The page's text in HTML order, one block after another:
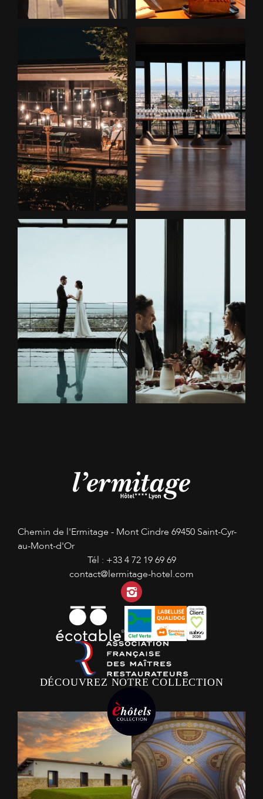
Chemin de l'Ermitage - Mont Cindre 69450 Saint-Cyr-
au-Mont-d'Or
Tél : +33 4 72 19 69 69
contact@lermitage-hotel.com
Instagram
DÉCOUVREZ NOTRE COLLECTION